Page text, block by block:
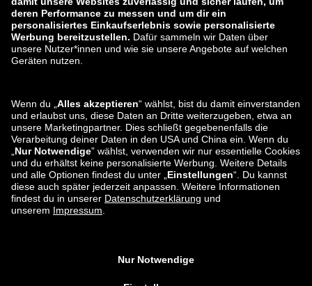
zalando-lounge.lt zalando-lounge.sk
zalando-lounge.ro zalando-lounge.hr
zalando-lounge.lu zalando-lounge.ee
zalando-lounge.lv zalando-lounge.no
Sie finden uns
auch bei
unverbindlichen Preisempfehlung